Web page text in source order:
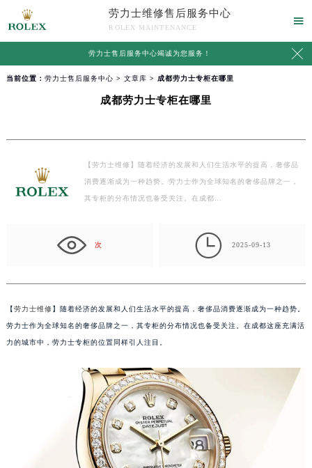
劳力士维修售后服务中心
ROLEX MAINTENANCE

劳力士售后服务中心竭诚为您服务！ 
当前位置： 劳力士售后服务中心 > 文章库 > 成都劳力士专柜在哪里
成都劳力士专柜在哪里
【劳力士维修】随着经济的发展和人们生活水平的提高，奢侈品
消费逐渐成为一种趋势。劳力士作为全球知名的奢侈品牌之一，
其专柜的分布情况也备受关注。在成都…
次  2025-09-13
【劳力士维修】随着经济的发展和人们生活水平的提高，奢侈品消费逐渐成为一种趋势。
劳力士作为全球知名的奢侈品牌之一，其专柜的分布情况也备受关注。在成都这座充满活
力的城市中，劳力士专柜的位置同样引人注目。